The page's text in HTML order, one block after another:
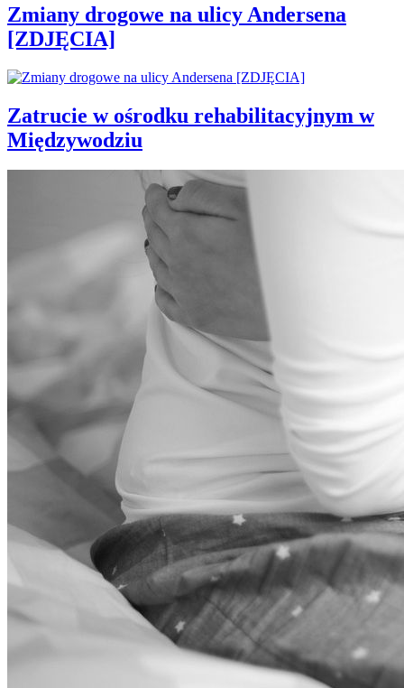
Zmiany drogowe na ulicy Andersena
[ZDJĘCIA]
Zatrucie w ośrodku rehabilitacyjnym w
Międzywodziu